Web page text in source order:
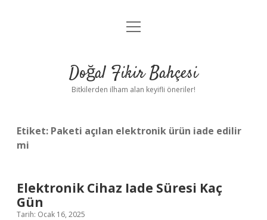
Anasayfa
Yasal Uyarı
menüyü
Doğal Fikir Bahçesi
Bitkilerden ilham alan keyifli öneriler!
Etiket: Paketi açılan elektronik ürün iade edilir
mi
Elektronik Cihaz Iade Süresi Kaç
Gün
Tarih: Ocak 16, 2025